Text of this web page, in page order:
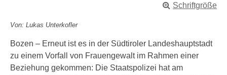
Schriftgröße
Von: Lukas Unterkofler
Bozen – Erneut ist es in der Südtiroler Landeshauptstadt
zu einem Vorfall von Frauengewalt im Rahmen einer
Beziehung gekommen: Die Staatspolizei hat am